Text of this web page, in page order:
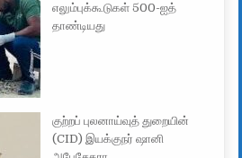
எலும்புக்கூடுகள் 500-ஐத்
தாண்டியது
குற்றப் புலனாய்வுத் துறையின்
(CID) இயக்குநர் ஷானி